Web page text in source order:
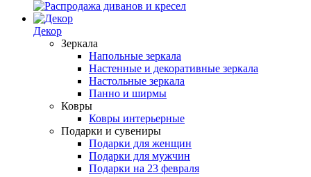
Декор
Зеркала
Напольные зеркала
Настенные и декоративные зеркала
Настольные зеркала
Панно и ширмы
Ковры
Ковры интерьерные
Подарки и сувениры
Подарки для женщин
Подарки для мужчин
Подарки на 23 февраля